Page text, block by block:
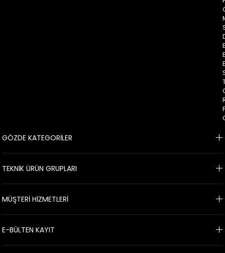
GÖZDE KATEGORİLER
TEKNİK ÜRÜN GRUPLARI
MÜŞTERİ HİZMETLERİ
E-BÜLTEN KAYIT